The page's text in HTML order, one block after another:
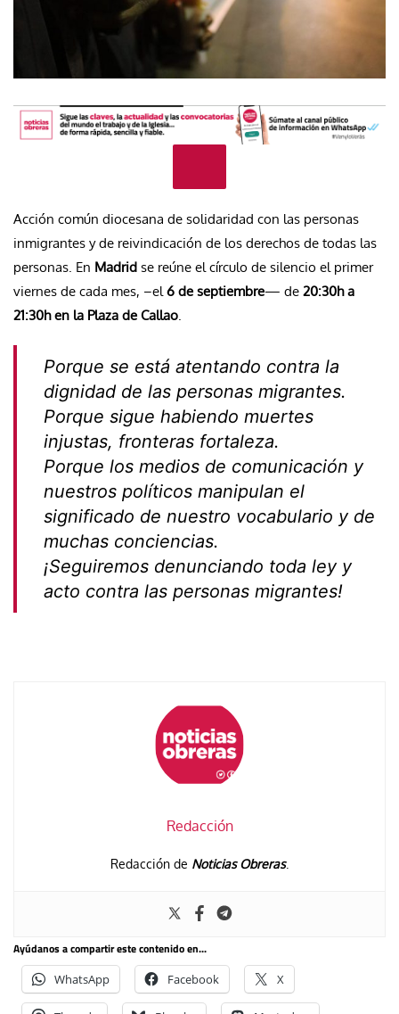
Acción común diocesana de solidaridad con las personas
inmigrantes y de reivindicación de los derechos de todas las
personas. En Madrid se reúne el círculo de silencio el primer
viernes de cada mes, –el6 de septiembre— de 20:30h a
21:30h en la Plaza de Callao.
Porque se está atentando contra la
dignidad de las personas migrantes.
Porque sigue habiendo muertes
injustas, fronteras fortaleza.
Porque los medios de comunicación y
nuestros políticos manipulan el
significado de nuestro vocabulario y de
muchas conciencias.
¡Seguiremos denunciando toda ley y
acto contra las personas migrantes!
Redacción
Redacción de Noticias Obreras.
Ayúdanos a compartir este contenido en...
WhatsApp Facebook X